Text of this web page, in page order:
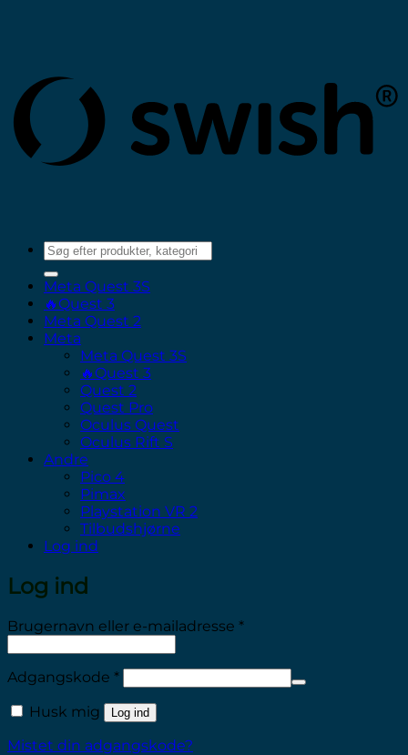
Søg
efter:
Meta Quest 3S
🔥Quest 3
Meta Quest 2
Meta
Meta Quest 3S
🔥Quest 3
Quest 2
Quest Pro
Oculus Quest
Oculus Rift S
Andre
Pico 4
Pimax
Playstation VR 2
Tilbudshjørne
Log ind
Log ind
Brugernavn eller e-mailadresse *Påkrævet
Adgangskode *Påkrævet
Husk mig Log ind
Mistet din adgangskode?